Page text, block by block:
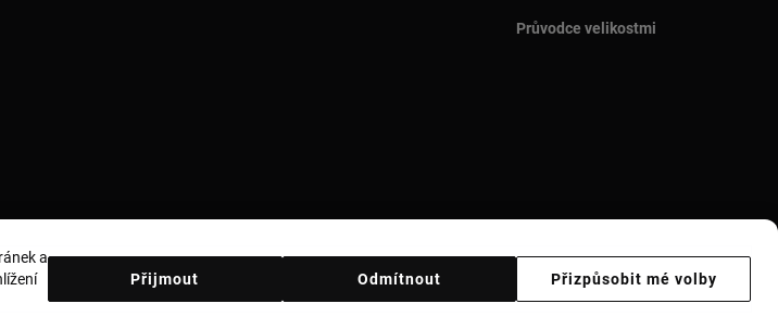
Průvodce velikostmi
Czech Republic / Euro
a
Přizpůsobit mé volby
Odmítnout
Přijmout